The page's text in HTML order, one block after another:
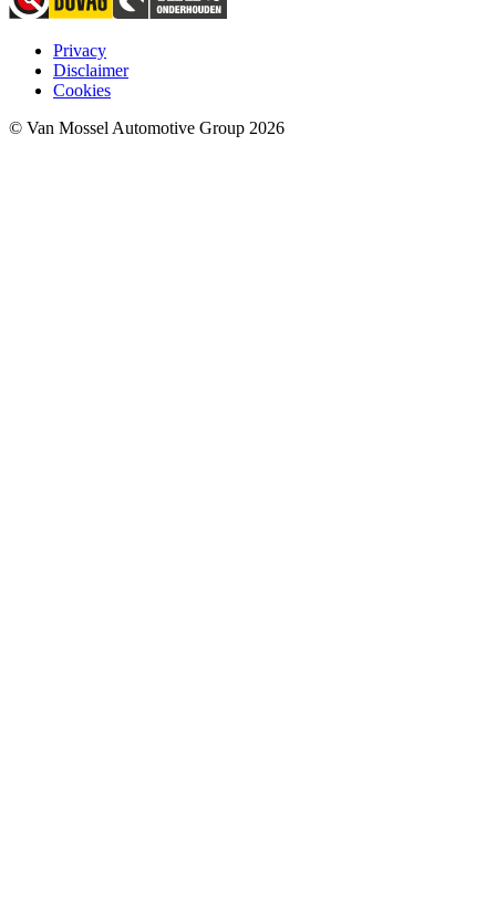
Privacy
Disclaimer
Cookies
© Van Mossel Automotive Group 2026